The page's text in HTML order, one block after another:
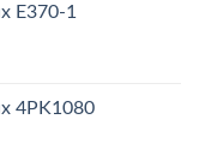
E370-1
4PK1080